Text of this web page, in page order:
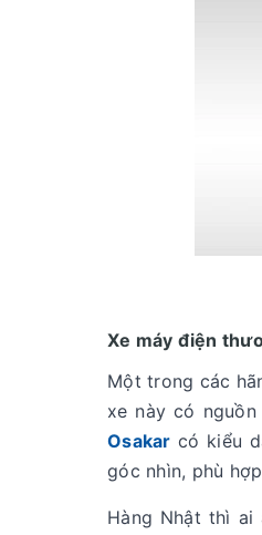
Xe máy điện
Một trong các
xe này có
Osakar có kiểu
góc nhìn, phù
Hàng Nhật thì